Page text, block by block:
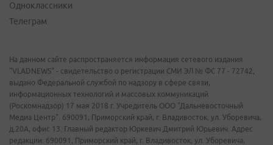
Одноклассники
Телеграм
На данном сайте распространяется информация сетевого издания
"VLADNEWS" - свидетельство о регистрации СМИ ЭЛ № ФС 77 - 72742,
выдано Федеральной службой по надзору в сфере связи,
информационных технологий и массовых коммуникаций
(Роскомнадзор) 17 мая 2018 г. Учредитель ООО "Дальневосточный
Медиа Центр". 690091, Приморский край, г. Владивосток, ул. Уборевича,
д.20А, офис 13. Главный редактор Юркевич Дмитрий Юрьевич. Адрес
редакции: 690091, Приморский край, г. Владивосток, ул. Уборевича,